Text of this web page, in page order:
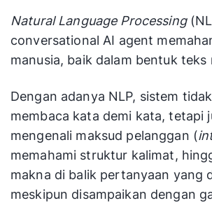
Natural Language Processing
conversational AI agent
manusia, baik dalam bentuk teks
Dengan adanya NLP, sistem
membaca kata demi kata, tetapi
mengenali maksud pelanggan (
memahami struktur kalimat,
makna di balik pertanyaan yang
meskipun disampaikan dengan